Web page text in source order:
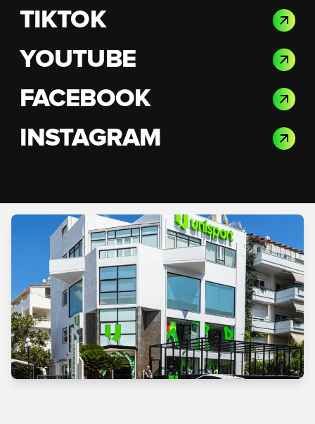
TIKTOK
YOUTUBE
FACEBOOK
INSTAGRAM